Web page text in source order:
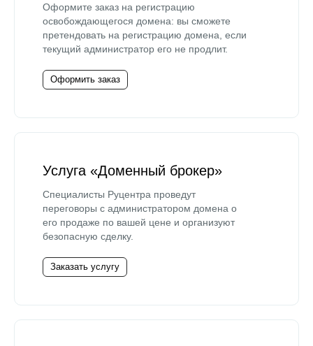
Оформите заказ на регистрацию
освобождающегося домена: вы сможете
претендовать на регистрацию домена, если
текущий администратор его не продлит.
Оформить заказ
Услуга «Доменный брокер»
Специалисты Руцентра проведут
переговоры с администратором домена о
его продаже по вашей цене и организуют
безопасную сделку.
Заказать услугу